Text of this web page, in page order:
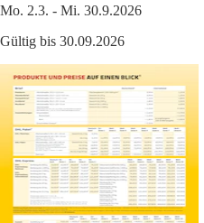
Mo. 2.3. - Mi. 30.9.2026
Gültig bis 30.09.2026